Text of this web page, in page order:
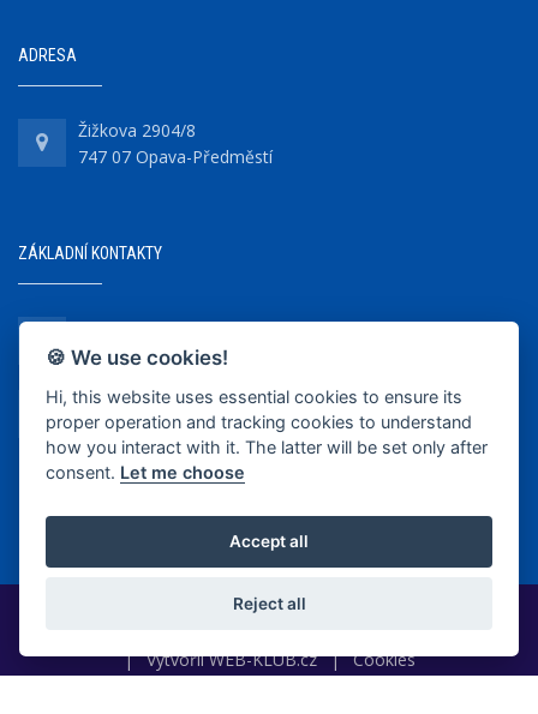
ADRESA
Žižkova 2904/8
747 07 Opava-Předměstí
ZÁKLADNÍ KONTAKTY
+420 737 218 679
info@bkopava.cz
www.bkopava.cz
| VytvořilWEB-KLUB.cz | Cookies
🍪 We use cookies!
Hi, this website uses essential cookies to ensure its
proper operation and tracking cookies to understand
how you interact with it. The latter will be set only after
consent. Let me choose
Accept all
Reject all